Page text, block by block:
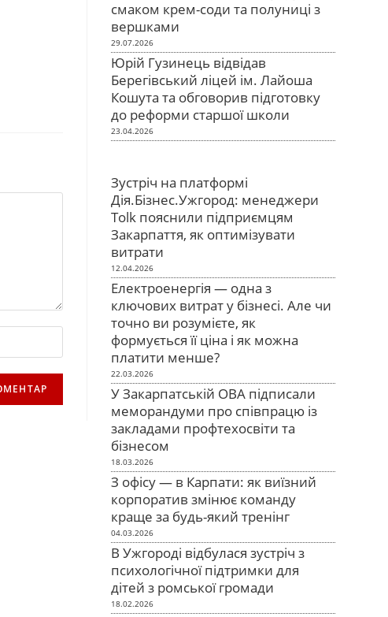
смаком крем-соди та полуниці з
вершками
29.07.2026
Юрій Гузинець відвідав
Берегівський ліцей ім. Лайоша
Кошута та обговорив підготовку
до реформи старшої школи
23.04.2026
Зустріч на платформі
Дія.Бізнес.Ужгород: менеджери
Tolk пояснили підприємцям
Закарпаття, як оптимізувати
витрати
12.04.2026
Електроенергія — одна з
ключових витрат у бізнесі. Але чи
точно ви розумієте, як
формується її ціна і як можна
платити менше?
22.03.2026
У Закарпатській ОВА підписали
меморандуми про співпрацю із
закладами профтехосвіти та
бізнесом
18.03.2026
З офісу — в Карпати: як виїзний
корпоратив змінює команду
краще за будь-який тренінг
04.03.2026
В Ужгороді відбулася зустріч з
психологічної підтримки для
дітей з ромської громади
18.02.2026